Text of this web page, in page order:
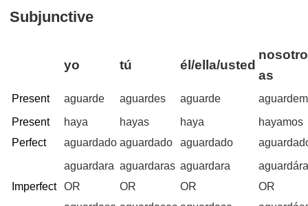
Subjunctive
yo tú él/ella/usted
as
Present aguarde aguardes aguarde
Present
Perfect
haya
aguardado
hayas
aguardado
haya
aguardado
hayamos
Imperfect
aguardara
OR
aguardaras
OR
aguardara
OR
OR